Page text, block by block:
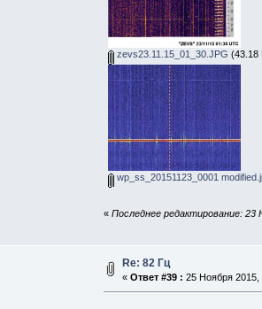
zevs23.11.15_01_30.JPG (43.18
wp_ss_20151123_0001
« Последнее редактирование: 23
Re: 82 Гц
« Ответ #39 : 25 Ноября 2015,